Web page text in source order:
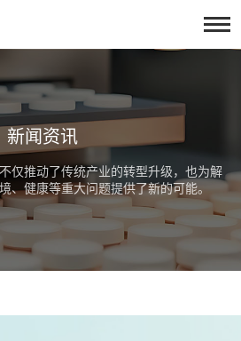
新闻资讯
仅推动了传统产业的转型升级，也为解
、健康等重大问题提供了新的可能。